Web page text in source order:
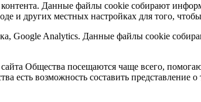
Данные файлы cookie собирают
и других местных настройках для того,
Google Analytics. Данные файлы cookie
Общества посещаются чаще всего,
есть возможность составить